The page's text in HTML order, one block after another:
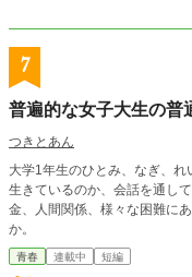
7
普遍的な女子大生の普
つきとあん
大学1年生のひとみ、なぎ、
生きているのか、会話を通し
金、人間関係、様々な困難に
か。
青春 連載中 短編